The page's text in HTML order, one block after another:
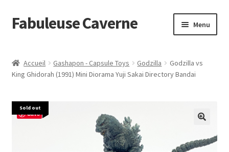
Aller
à
navigation
Aller
au
Fabuleuse Caverne Menu
En boutique
enfant
Superflat Museum Murakami
En réapprovisionnement
Accueil Gashapon - Capsule Toys Godzilla
Godzilla vs
King Ghidorah (1991) Mini Diorama Yuji Sakai Directory Bandai
Sold out
Save